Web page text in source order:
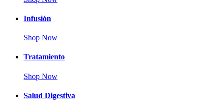
Infusión
Shop Now
Tratamiento
Shop Now
Salud Digestiva